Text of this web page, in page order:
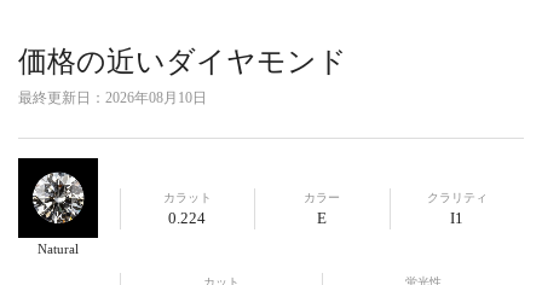
価格の近いダイヤモンド
最終更新日： 2026年08月10日
Natural
カラット
0.224
カラー
E
クラリティ
I1
カット 蛍光性